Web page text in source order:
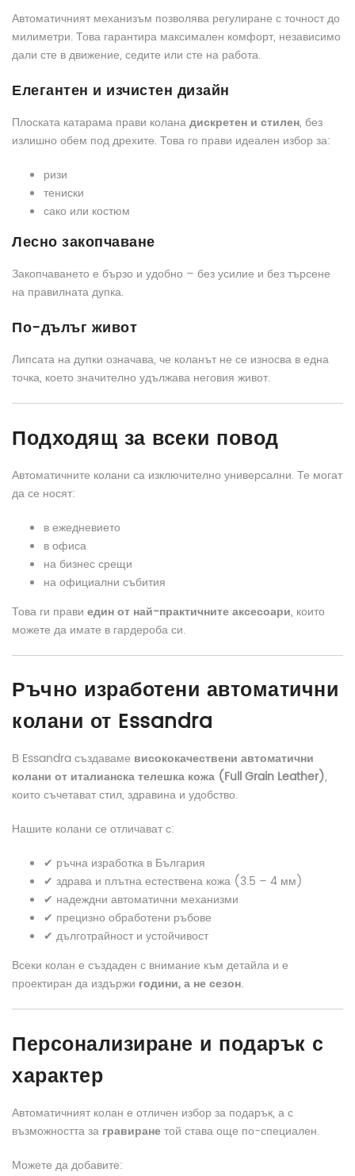
Автоматичният механизъм позволява регулиране с точност до
милиметри. Това гарантира максимален комфорт, независимо
дали сте в движение, седите или сте на работа.
Елегантен и изчистен дизайн
Плоската катарама прави коланадискретен и стилен, без
излишно обем под дрехите. Това го прави идеален избор за:
ризи
тениски
сако или костюм
Лесно закопчаване
Закопчаването е бързо и удобно – без усилие и без търсене
на правилната дупка.
По-дълъг живот
Липсата на дупки означава, че коланът не се износва в една
точка, което значително удължава неговия живот.
Подходящ за всеки повод
Автоматичните колани са изключително универсални. Те могат
да се носят:
в ежедневието
в офиса
на бизнес срещи
на официални събития
Това ги прави един от най-практичните аксесоари, които
можете да имате в гардероба си.
Ръчно изработени автоматични
колани от Essandra
В Essandra създаваме висококачествени автоматични
колани от италианска телешка кожа (Full Grain Leather),
които съчетават стил, здравина и удобство.
Нашите колани се отличават с:
✔ ръчна изработка в България
✔ здрава и плътна естествена кожа (3.5 – 4 мм)
✔ надеждни автоматични механизми
✔ прецизно обработени ръбове
✔ дълготрайност и устойчивост
Всеки колан е създаден с внимание към детайла и е
проектиран да издържи години, а не сезон.
Персонализиране и подарък с
характер
Автоматичният колан е отличен избор за подарък, а с
възможността за гравиранетой става още по-специален.
Можете да добавите: